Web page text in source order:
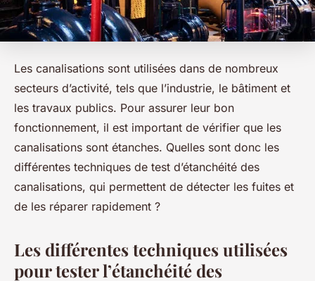
Les canalisations sont utilisées dans de nombreux
secteurs d’activité, tels que l’industrie, le bâtiment et
les travaux publics. Pour assurer leur bon
fonctionnement, il est important de vérifier que les
canalisations sont étanches. Quelles sont donc les
différentes techniques de test d’étanchéité des
canalisations, qui permettent de détecter les fuites et
de les réparer rapidement ?
Les différentes techniques utilisées
pour tester l’étanchéité des